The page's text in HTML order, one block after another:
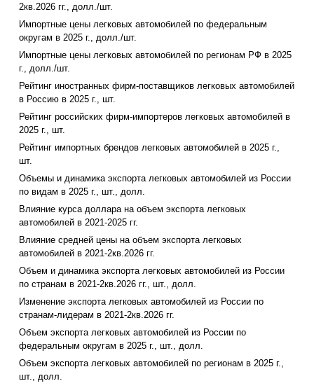
2кв.2026 гг., долл./шт.
Импортные цены легковых автомобилей по федеральным
округам в 2025 г., долл./шт.
Импортные цены легковых автомобилей по регионам РФ в 2025
г., долл./шт.
Рейтинг иностранных фирм-поставщиков легковых автомобилей
в Россию в 2025 г., шт.
Рейтинг российских фирм-импортеров легковых автомобилей в
2025 г., шт.
Рейтинг импортных брендов легковых автомобилей в 2025 г.,
шт.
Объемы и динамика экспорта легковых автомобилей из России
по видам в 2025 г., шт., долл.
Влияние курса доллара на объем экспорта легковых
автомобилей в 2021-2025 гг.
Влияние средней цены на объем экспорта легковых
автомобилей в 2021-2кв.2026 гг.
Объем и динамика экспорта легковых автомобилей из России
по странам в 2021-2кв.2026 гг., шт., долл.
Изменение экспорта легковых автомобилей из России по
странам-лидерам в 2021-2кв.2026 гг.
Объем экспорта легковых автомобилей из России по
федеральным округам в 2025 г., шт., долл.
Объем экспорта легковых автомобилей по регионам в 2025 г.,
шт., долл.